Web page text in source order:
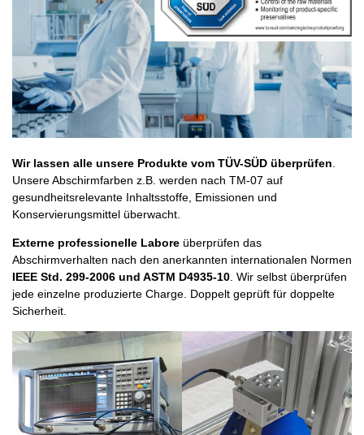
Wir lassen alle unsere Produkte vom TÜV-SÜD überprüfen.
Unsere Abschirmfarben z.B. werden nach TM-07 auf
gesundheitsrelevante Inhaltsstoffe, Emissionen und
Konservierungsmittel überwacht.
Externe professionelle Labore überprüfen das
Abschirmverhalten nach den anerkannten internationalen Normen
IEEE Std. 299-2006 und ASTM D4935-10. Wir selbst überprüfen
jede einzelne produzierte Charge. Doppelt geprüft für doppelte
Sicherheit.